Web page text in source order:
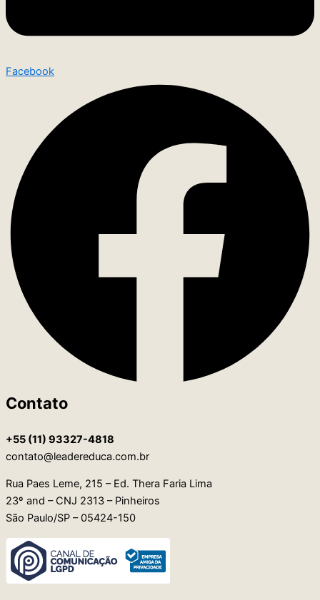
Facebook
Contato
+55 (11) 93327-4818
contato@leadereduca.com.br
Rua Paes Leme, 215 – Ed. Thera Faria Lima
23º and – CNJ 2313 – Pinheiros
São Paulo/SP – 05424-150